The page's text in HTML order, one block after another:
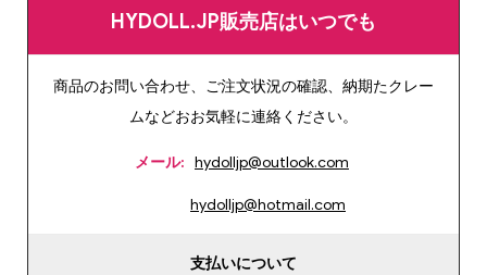
HYDOLL.JP販売店はいつでも
商品のお問い合わせ、ご注文状況の確認、納期たクレー
ムなどおお気軽に連絡ください。
メール: hydolljp@outlook.com
hydolljp@hotmail.com
支払いについて